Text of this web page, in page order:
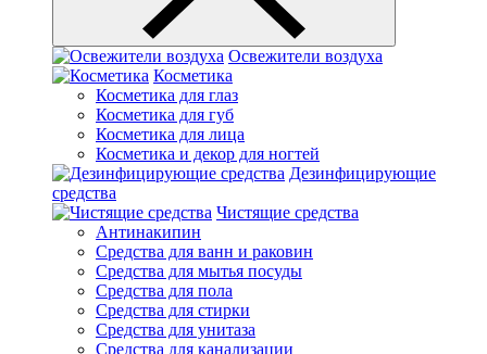
Освежители воздуха
Косметика
Косметика для глаз
Косметика для губ
Косметика для лица
Косметика и декор для ногтей
Дезинфицирующие
средства
Чистящие средства
Антинакипин
Средства для ванн и раковин
Средства для мытья посуды
Средства для пола
Средства для стирки
Средства для унитаза
Средства для канализации